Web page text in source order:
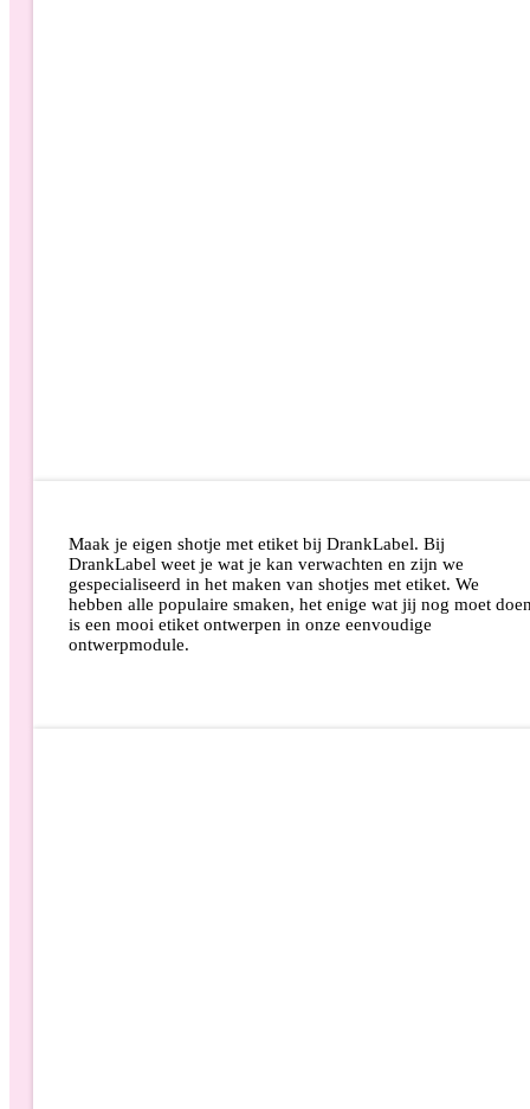
Maak je eigen shotje met etiket bij DrankLabel. Bij
DrankLabel weet je wat je kan verwachten en zijn we
gespecialiseerd in het maken van shotjes met etiket. We
hebben alle populaire smaken, het enige wat jij nog moet
is een mooi etiket ontwerpen in onze eenvoudige
ontwerpmodule.